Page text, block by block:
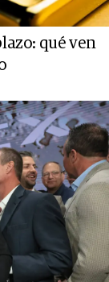
qué ven